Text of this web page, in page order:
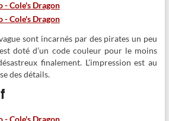
sont incarnés par des pirates un peu
doté d’un code couleur pour le moins
finalement. L’impression est au
des détails.